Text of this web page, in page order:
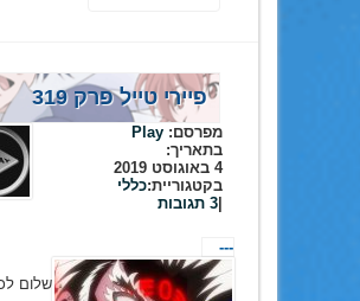
פיירי טייל פרק 319
מפרסם:Play
בתאריך:
4 באוגוסט 2019
בקטגוריית:כללי
|3 תגובות
---
שלום